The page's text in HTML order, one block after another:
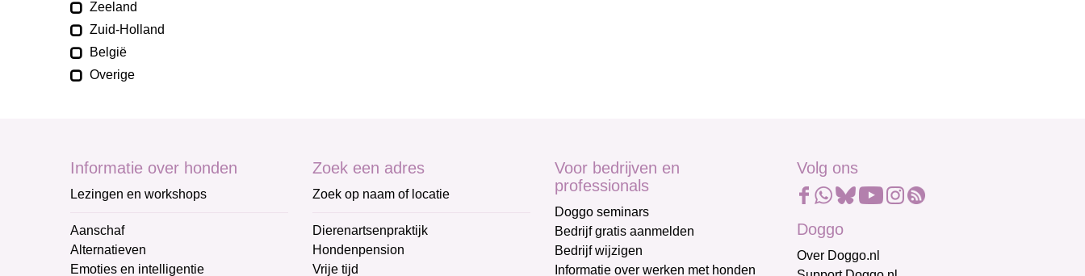
Zeeland
Zuid-Holland
België
Overige
Informatie over honden
Lezingen en workshops
Aanschaf
Alternatieven
Emoties en intelligentie
Zoek een adres
Zoek op naam of locatie
Dierenartsenpraktijk
Hondenpension
Vrije tijd
Voor bedrijven en
professionals
Doggo seminars
Bedrijf gratis aanmelden
Bedrijf wijzigen
Informatie over werken met honden
Volg ons
Doggo
Over Doggo.nl